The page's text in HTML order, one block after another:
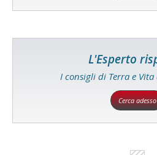
L'Esperto
I consigli di Terra e
Cerca adesso